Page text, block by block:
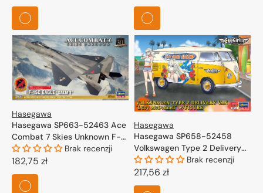
regularna
regularna
Hasegawa
Hasegawa SP663-52463 Ace
Combat 7 Skies Unknown F-
15C Eagle "Galm 1" w/ Acrylic
Stand 1/72
Brak recenzji
Cena
regularna
182,75 zł
Hasegawa
Hasegawa SP658-52458
Volkswagen Type 2 Delivery
Van "Lucy McDonnell" w/
Figure 1/24
Brak recenzji
Cena
regularna
217,56 zł